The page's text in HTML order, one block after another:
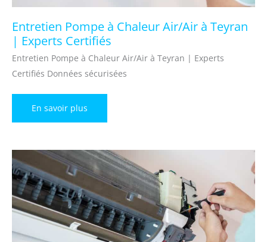
Entretien Pompe à Chaleur Air/Air à Teyran
| Experts Certifiés
Entretien Pompe à Chaleur Air/Air à Teyran | Experts
Certifiés Données sécurisées
Entretien
à
à
Teyran
|
Experts
Certifiés
En savoir plus